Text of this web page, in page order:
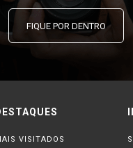
FIQUE POR DENTRO
VISITADOS